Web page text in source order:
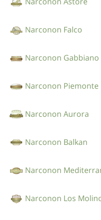
Narconon Falco
Narconon Gabbiano
Narconon Piemonte
Narconon Aurora
Narconon Balkan
Narconon
Narconon Los